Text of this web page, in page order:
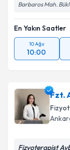
Barbaros Mah.
En Yakın Saatler
10 Ağu
10:00
Fzt.
Fizyoterapist